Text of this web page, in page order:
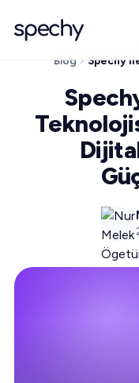
Blog